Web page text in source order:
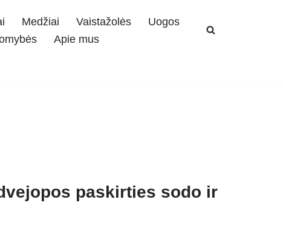
Medžiai Vaistažolės
Uogos
Apie mus
paskirties sodo ir